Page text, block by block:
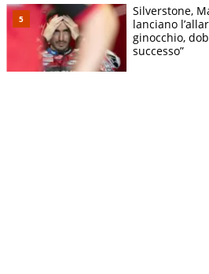
Silverstone,
lanciano
ginocchio,
successo”